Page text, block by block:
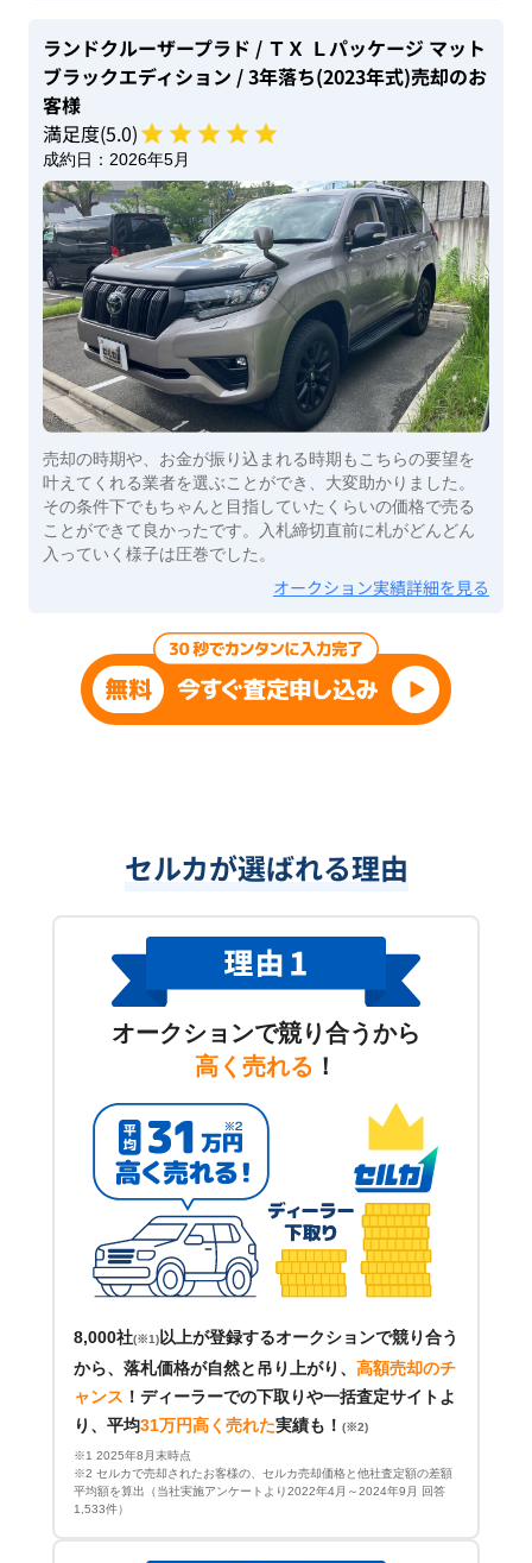
ランドクルーザープラド / ＴＸ Ｌパッケージ マット
ブラックエディション / 3年落ち(2023年式)売却のお
客様
満足度(5.0)
成約日： 2026年5月
売却の時期や、お金が振り込まれる時期もこちらの要望を
叶えてくれる業者を選ぶことができ、大変助かりました。
その条件下でもちゃんと目指していたくらいの価格で売る
ことができて良かったです。入札締切直前に札がどんどん
入っていく様子は圧巻でした。
オークション実績詳細を見る
セルカが選ばれる理由
オークションで競り合うから
高く売れる ！
8,000社(※1)以上が登録するオークションで競り合う
から、落札価格が自然と吊り上がり、 高額売却のチ
ャンス ！ ディーラーでの下取りや一括査定サイトよ
り、平均31万円高く売れた実績も！ (※2)
※1 2025年8月末時点
※2 セルカで売却されたお客様の、セルカ売却価格と他社査定額の差額
平均額を算出（当社実施アンケートより2022年4月～2024年9月 回答
1,533件）